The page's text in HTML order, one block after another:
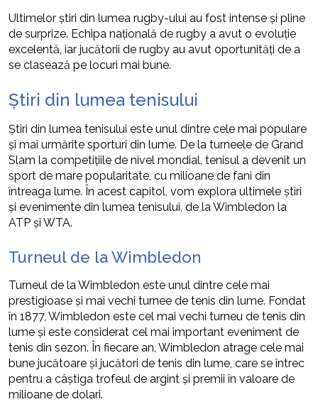
Ultimelor știri din lumea rugby-ului au fost intense și pline
de surprize. Echipa națională de rugby a avut o evoluție
excelentă, iar jucătorii de rugby au avut oportunități de a
se clasează pe locuri mai bune.
Știri din lumea tenisului
Știri din lumea tenisului este unul dintre cele mai populare
și mai urmărite sporturi din lume. De la turneele de Grand
Slam la competițiile de nivel mondial, tenisul a devenit un
sport de mare popularitate, cu milioane de fani din
întreaga lume. În acest capitol, vom explora ultimele știri
și evenimente din lumea tenisului, de la Wimbledon la
ATP și WTA.
Turneul de la Wimbledon
Turneul de la Wimbledon este unul dintre cele mai
prestigioase și mai vechi turnee de tenis din lume. Fondat
în 1877, Wimbledon este cel mai vechi turneu de tenis din
lume și este considerat cel mai important eveniment de
tenis din sezon. În fiecare an, Wimbledon atrage cele mai
bune jucătoare și jucători de tenis din lume, care se întrec
pentru a câștiga trofeul de argint și premii în valoare de
milioane de dolari.